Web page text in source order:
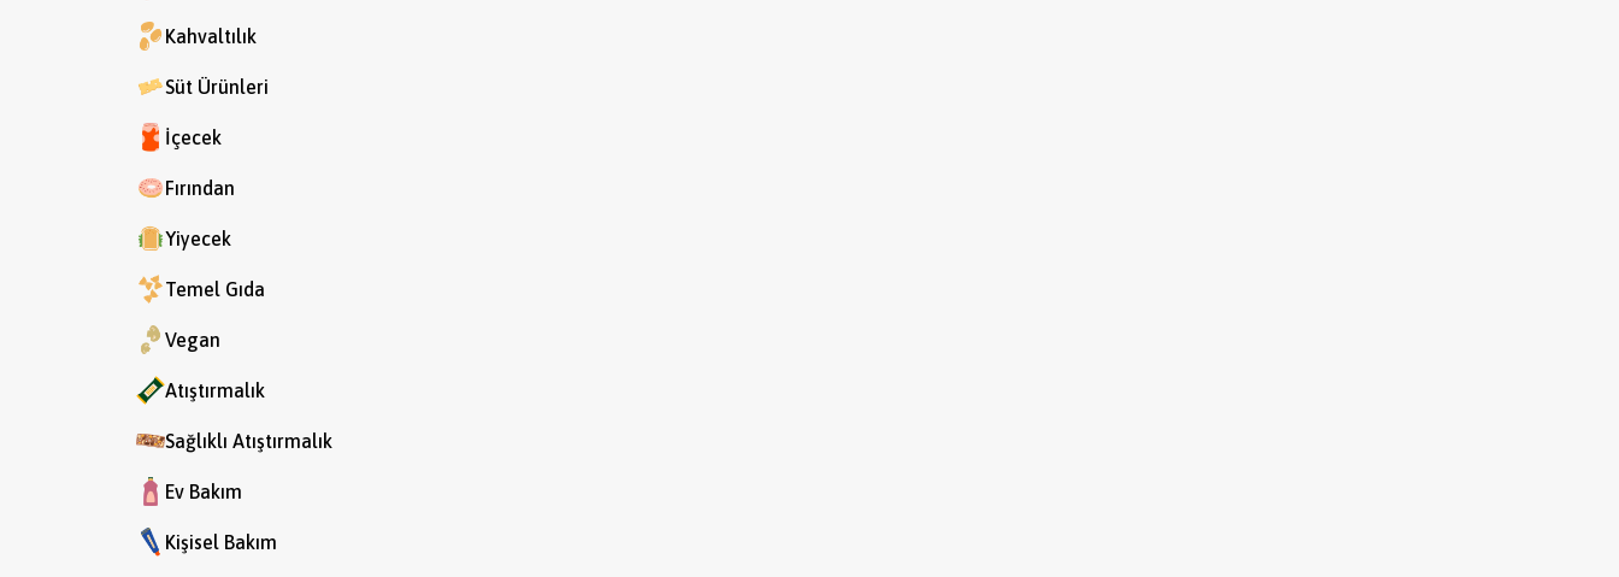
Kahvaltılık
Süt Ürünleri
İçecek
Fırından
Yiyecek
Temel Gıda
Vegan
Atıştırmalık
Sağlıklı Atıştırmalık
Ev Bakım
Kişisel Bakım